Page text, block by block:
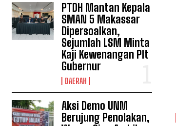
PTDH Mantan Kepala
SMAN 5 Makassar
Dipersoalkan,
Sejumlah LSM Minta
Kaji Kewenangan Plt
Gubernur
DAERAH
Aksi Demo UNM
Berujung Penolakan,